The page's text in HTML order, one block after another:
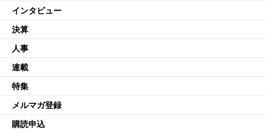
インタビュー
決算
人事
連載
特集
メルマガ登録
購読申込